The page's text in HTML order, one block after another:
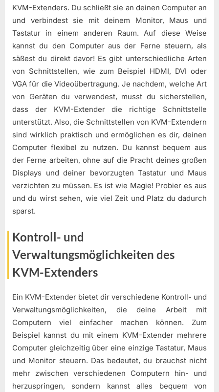
KVM-Extenders. Du schließt sie an deinen Computer an
und verbindest sie mit deinem Monitor, Maus und
Tastatur in einem anderen Raum. Auf diese Weise
kannst du den Computer aus der Ferne steuern, als
säßest du direkt davor! Es gibt unterschiedliche Arten
von Schnittstellen, wie zum Beispiel HDMI, DVI oder
VGA für die Videoübertragung. Je nachdem, welche Art
von Geräten du verwendest, musst du sicherstellen,
dass der KVM-Extender die richtige Schnittstelle
unterstützt. Also, die Schnittstellen von KVM-Extendern
sind wirklich praktisch und ermöglichen es dir, deinen
Computer flexibel zu nutzen. Du kannst bequem aus
der Ferne arbeiten, ohne auf die Pracht deines großen
Displays und deiner bevorzugten Tastatur und Maus
verzichten zu müssen. Es ist wie Magie! Probier es aus
und du wirst sehen, wie viel Zeit und Platz du dadurch
sparst.
Kontroll- und
Verwaltungsmöglichkeiten des
KVM-Extenders
Ein KVM-Extender bietet dir verschiedene Kontroll- und
Verwaltungsmöglichkeiten, die deine Arbeit mit
Computern viel einfacher machen können. Zum
Beispiel kannst du mit einem KVM-Extender mehrere
Computer gleichzeitig über eine einzige Tastatur, Maus
und Monitor steuern. Das bedeutet, du brauchst nicht
mehr zwischen verschiedenen Computern hin- und
herzuspringen, sondern kannst alles bequem von